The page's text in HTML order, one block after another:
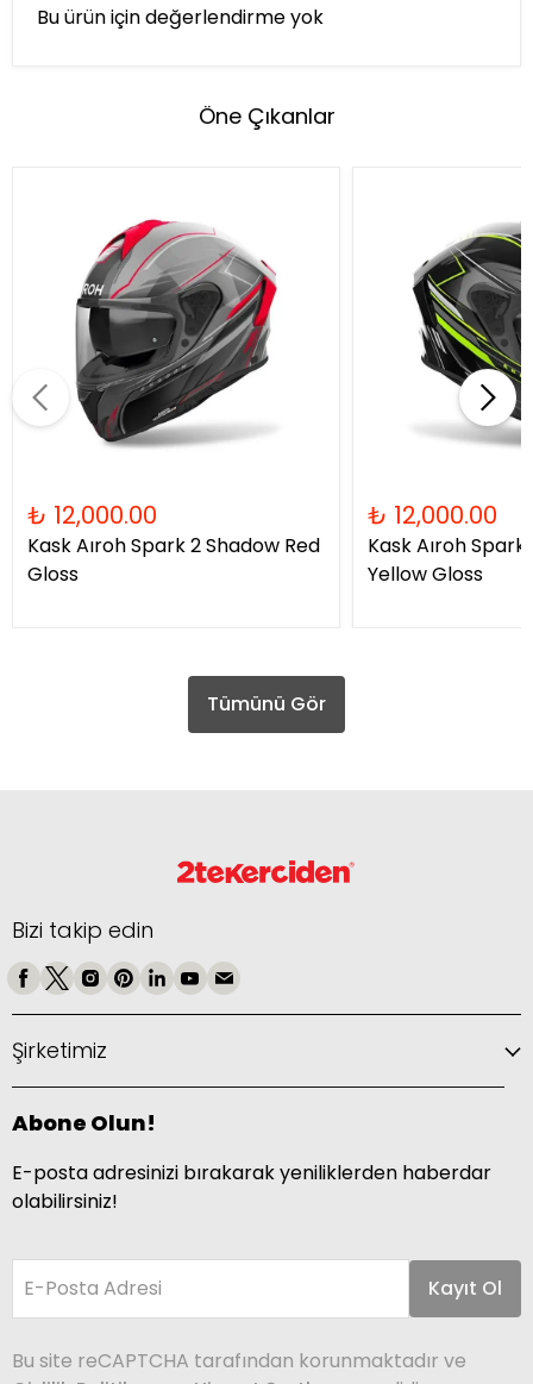
Bu ürün için değerlendirme yok
Öne Çıkanlar
₺ 12,000.00
Kask Aıroh Spark 2 Shadow Red
Gloss
₺ 12,000.00
Kask Aıroh
Yellow Gloss
Tümünü Gör
Bizi takip edin
Şirketimiz
Abone Olun!
E-posta adresinizi bırakarak yeniliklerden haberdar
olabilirsiniz!
E-Posta Adresi Kayıt Ol
Bu site reCAPTCHA tarafından korunmaktadır ve